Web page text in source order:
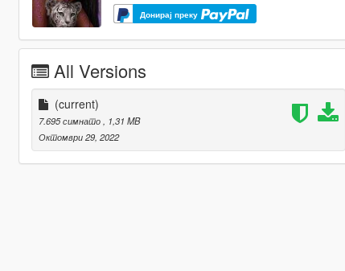
Донирај преку
All Versions
(current)
7.695 симнато
, 1,31 MB
Октомври 29, 2022